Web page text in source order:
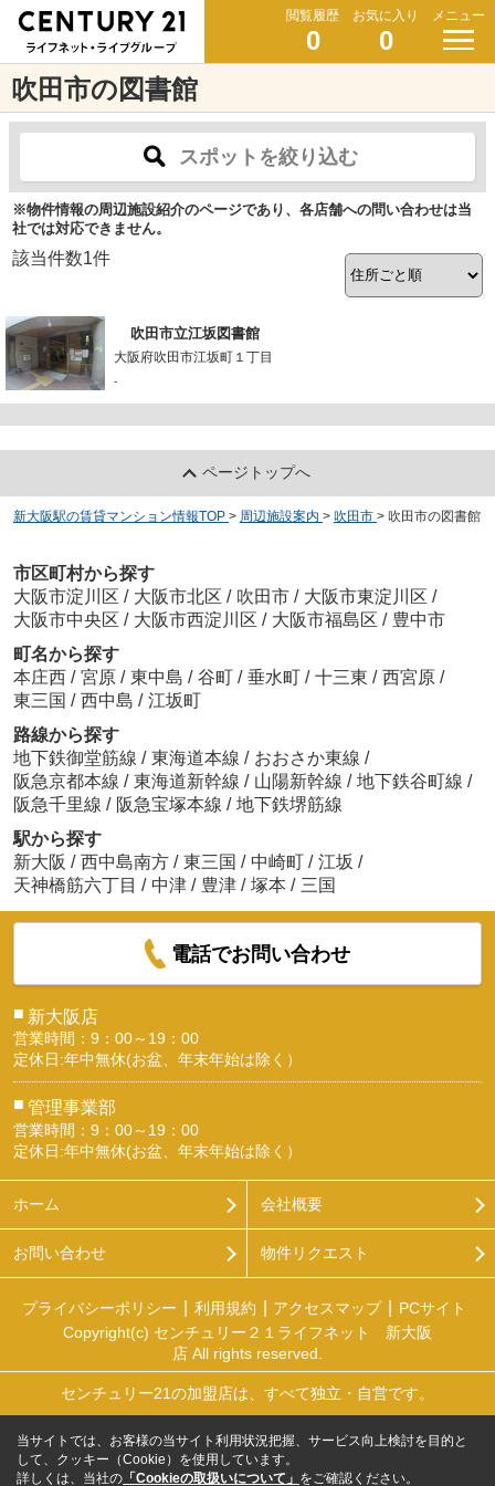
閲覧履歴
0
お気に入り
0
メニュー
吹田市の図書館
スポットを絞り込む
※物件情報の周辺施設紹介のページであり、各店舗への問い合わせは当
社では対応できません。
該当件数1件
吹田市立江坂図書館
大阪府吹田市江坂町１丁目
-
ページトップへ
新大阪駅の賃貸マンション情報TOP > 周辺施設案内 > 吹田市 > 吹田市の図書館
市区町村から探す
大阪市淀川区 / 大阪市北区 / 吹田市 / 大阪市東淀川区 /
大阪市中央区 / 大阪市西淀川区 / 大阪市福島区 / 豊中市
町名から探す
本庄西 / 宮原 / 東中島 / 谷町 / 垂水町 / 十三東 / 西宮原 /
東三国 / 西中島 / 江坂町
路線から探す
地下鉄御堂筋線 / 東海道本線 / おおさか東線 /
阪急京都本線 / 東海道新幹線 / 山陽新幹線 / 地下鉄谷町線 /
阪急千里線 / 阪急宝塚本線 / 地下鉄堺筋線
駅から探す
新大阪 / 西中島南方 / 東三国 / 中崎町 / 江坂 /
天神橋筋六丁目 / 中津 / 豊津 / 塚本 / 三国
電話でお問い合わせ
■ 新大阪店
営業時間：9：00～19：00
定休日:年中無休(お盆、年末年始は除く）
■ 管理事業部
営業時間：9：00～19：00
定休日:年中無休(お盆、年末年始は除く）
ホーム 会社概要
お問い合わせ 物件リクエスト
プライバシーポリシー 利用規約 アクセスマップ
PCサイト
Copyright(c) センチュリー２１ライフネット 新大阪
店 All rights reserved.
センチュリー21の加盟店は、すべて独立・自営です。
当サイトでは、お客様の当サイト利用状況把握、サービス向上検討を目的と
して、クッキー（Cookie）を使用しています。
詳しくは、当社の 「Cookieの取扱いについて」 をご確認ください。